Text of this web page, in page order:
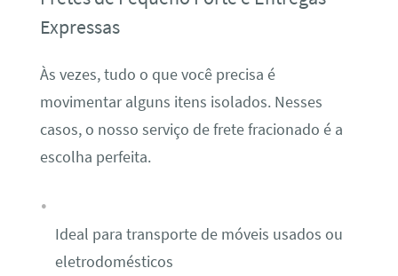
Expressas
Às vezes, tudo o que você precisa é
movimentar alguns itens isolados. Nesses
casos, o nosso serviço de frete fracionado é a
escolha perfeita.
Ideal para transporte de móveis usados ou
eletrodomésticos